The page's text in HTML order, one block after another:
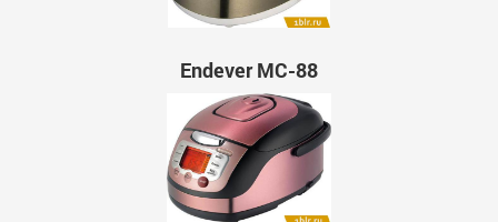
Endever MC-88